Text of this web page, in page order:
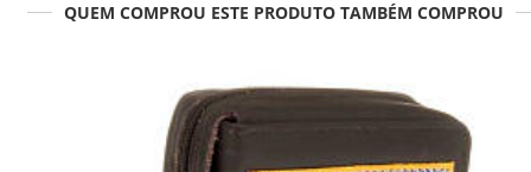
QUEM COMPROU ESTE PRODUTO TAMBÉM COMPROU